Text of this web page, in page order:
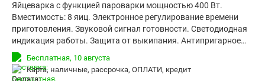
Яйцеварка с функцией пароварки мощностью 400 Вт.
Вместимость: 8 яиц. Электронное регулирование времени
приготовления. Звуковой сигнал готовности. Светодиодная
индикация работы. Защита от выкипания. Антипригарное
покрытие варочной емкости. Съемная подставка для яиц.
Держатель для приготовления на пару. Мерный стаканчик с
приспособлением для накалывания яиц. Размеры:
Бесплатная, 10 августа
карта, наличные, рассрочка, ОПЛАТИ, кредит